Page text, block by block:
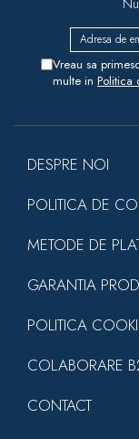
Vreau sa
multe in Politica
DESPRE NOI
POLITICA DE
METODE DE
GARANTIA
POLITICA
COLABORARE
CONTACT